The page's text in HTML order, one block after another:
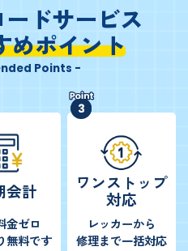
ドサービス
めポイント
Points -
会計
金ゼロ
無料です
ワンストップ
対応
レッカーから
修理まで一括対応